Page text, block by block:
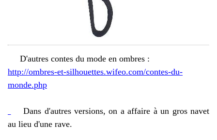
D'autres contes du mode en ombres :
http://ombres-et-silhouettes.wifeo.com/contes-du-
monde.php
Dans d'autres versions, on a affaire à un gros navet
au lieu d'une rave.